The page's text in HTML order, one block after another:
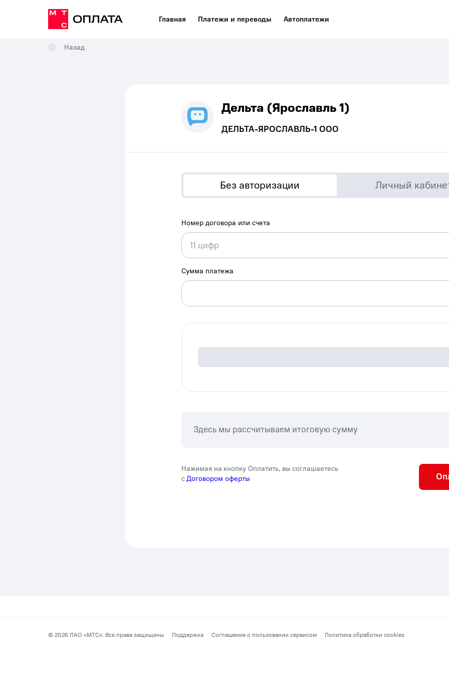
Главная Платежи и переводы Автоплатежи
Назад
Дельта (Ярославль 1)
ДЕЛЬТА-ЯРОСЛАВЛЬ-1 ООО
Без авторизации Личный
Номер договора или счета
Сумма платежа
Здесь мы рассчитываем итоговую сумму
Нажимая на кнопку Оплатить, вы соглашаетесь
сДоговором оферты
Поддержка Соглашение о пользовании сервисом Политика обработки cookies
©2026 ПАО «МТС». Все права защищены